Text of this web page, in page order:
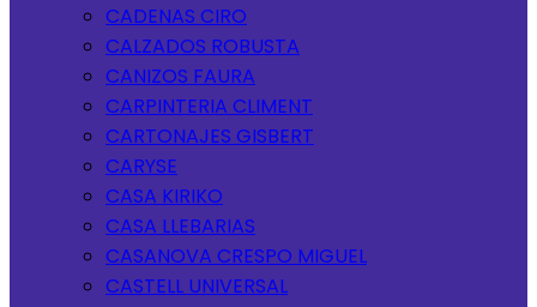
CADENAS CIRO
CALZADOS ROBUSTA
CANIZOS FAURA
CARPINTERIA CLIMENT
CARTONAJES GISBERT
CARYSE
CASA KIRIKO
CASA LLEBARIAS
CASANOVA CRESPO MIGUEL
CASTELL UNIVERSAL